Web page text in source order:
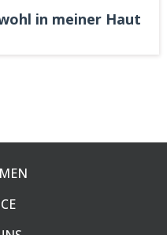
in meiner Haut